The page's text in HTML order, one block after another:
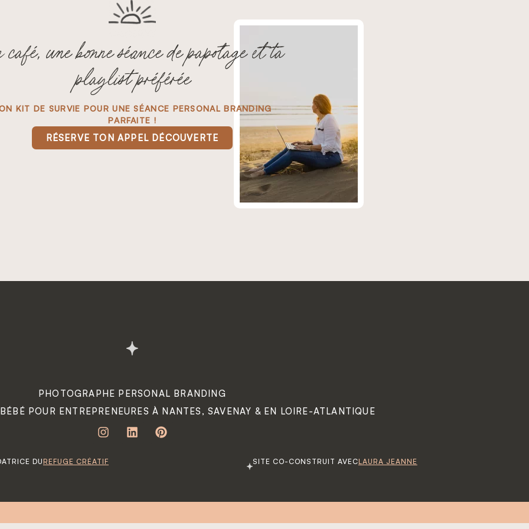
une bonne séance de papotage et ta
playlist préférée
KIT DE SURVIE POUR UNE SÉANCE PERSONAL BRANDING
PARFAITE !
RÉSERVE TON APPEL DÉCOUVERTE
PHOTOGRAPHE PERSONAL BRANDING
POUR ENTREPRENEURES À NANTES, SAVENAY & EN LOIRE-ATLANTIQUE
DUREFUGE CRÉATIF SITE CO-CONSTRUIT AVECLAURA JEANNE